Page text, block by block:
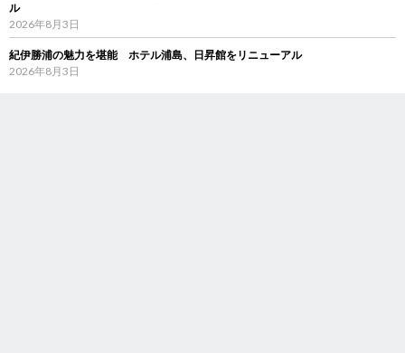
ル
2026年8月3日
紀伊勝浦の魅力を堪能 ホテル浦島、日昇館をリニューアル
2026年8月3日